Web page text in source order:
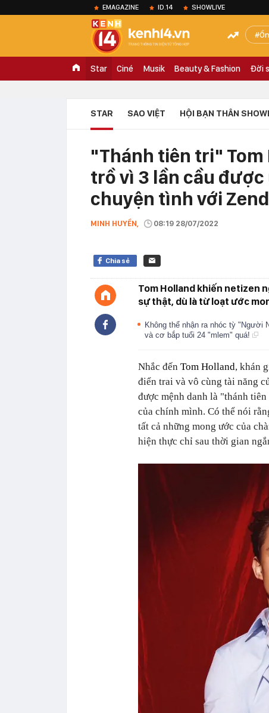
EMAGAZINE ID.14 SHOWLIVE
Star Ciné Musik Beauty & Fashion Đời
STAR SAO VIỆT HỘI BẠN THÂN
"Thánh tiên tri"
trồ vì 3 lần cầu
chuyện tình với
MINH HUYỀN, 08:19 28/07/2022
Chia sẻ
Tom Holland khiến netizen
sự thật, dù là từ loạt ước
Không thể nhận ra nhóc tỳ "Người
và cơ bắp tuổi 24 "mlem" quá!
Nhắc đến Tom Holland, khán
điển trai và vô cùng tài năng
được mệnh danh là "thánh
của chính mình. Có thể nói
tất cả những mong ước của
hiện thực chỉ sau thời gian